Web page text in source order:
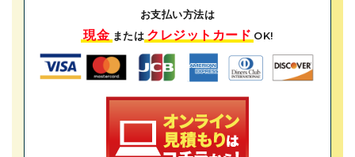
お支払い方法は
現金 または クレジットカード OK!